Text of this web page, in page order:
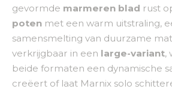
gevormde marmeren blad rust
poten met een warm uitstraling,
samensmelting van duurzame
verkrijgbaar in een large-variant,
beide formaten een dynamische
creëert of laat Marnix solo